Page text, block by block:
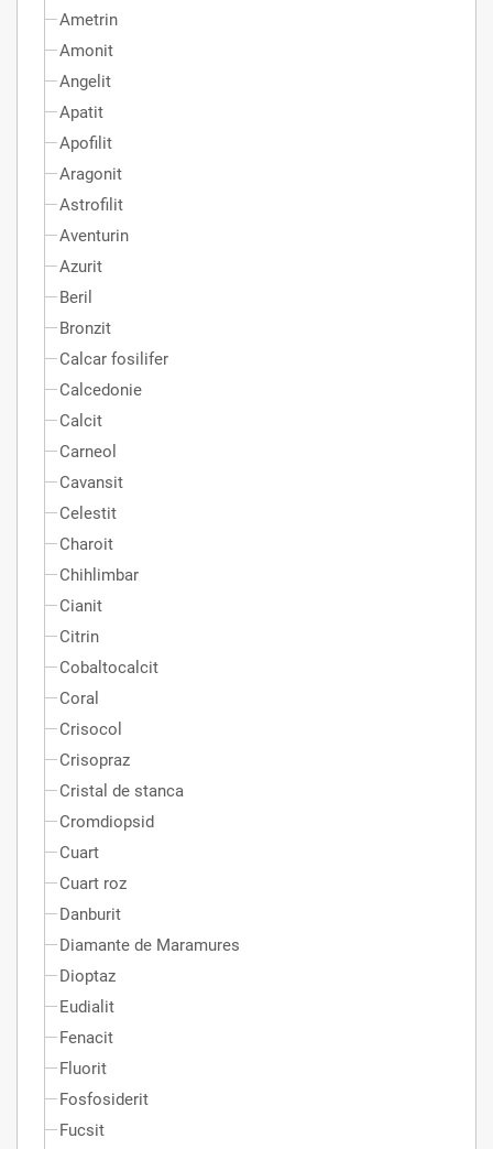
Ametrin
Amonit
Angelit
Apatit
Apofilit
Aragonit
Astrofilit
Aventurin
Azurit
Beril
Bronzit
Calcar fosilifer
Calcedonie
Calcit
Carneol
Cavansit
Celestit
Charoit
Chihlimbar
Cianit
Citrin
Cobaltocalcit
Coral
Crisocol
Crisopraz
Cristal de stanca
Cromdiopsid
Cuart
Cuart roz
Danburit
Diamante de Maramures
Dioptaz
Eudialit
Fenacit
Fluorit
Fosfosiderit
Fucsit